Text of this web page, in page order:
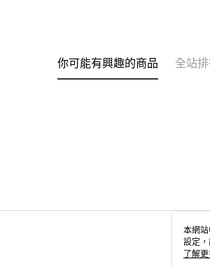
你可能有興趣的商品 全站
本網站
設定
用
了解